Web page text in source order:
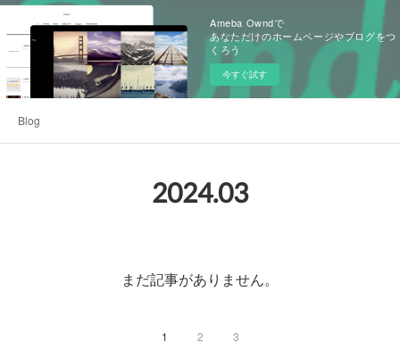
Ameba Owndで
あなただけのホームページやブログをつ
くろう
今すぐ試す
Blog
2024.03
まだ記事がありません。
1 2 3